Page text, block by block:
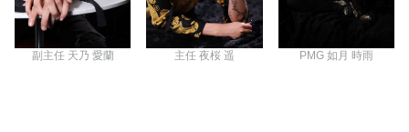
副主任 天乃 愛蘭 主任 夜桜 遥 PMG 如月 時雨